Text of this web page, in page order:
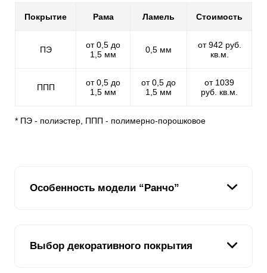
Покрытие Рама Ламель Стоимость
ПЭ
от 0,5 до
1,5 мм
0,5 мм
от 942 руб.
кв.м.
ППП
от 0,5 до
1,5 мм
от 0,5 до
1,5 мм
от 1039
руб. кв.м.
* ПЭ - полиэстер, ППП - полимерно-порошковое
Особенность модели “Ранчо”
Забор «Ранчо» выполнен под фермерский забор из
деревянных досок, но монтируется из стали.
Выбор декоративного покрытия